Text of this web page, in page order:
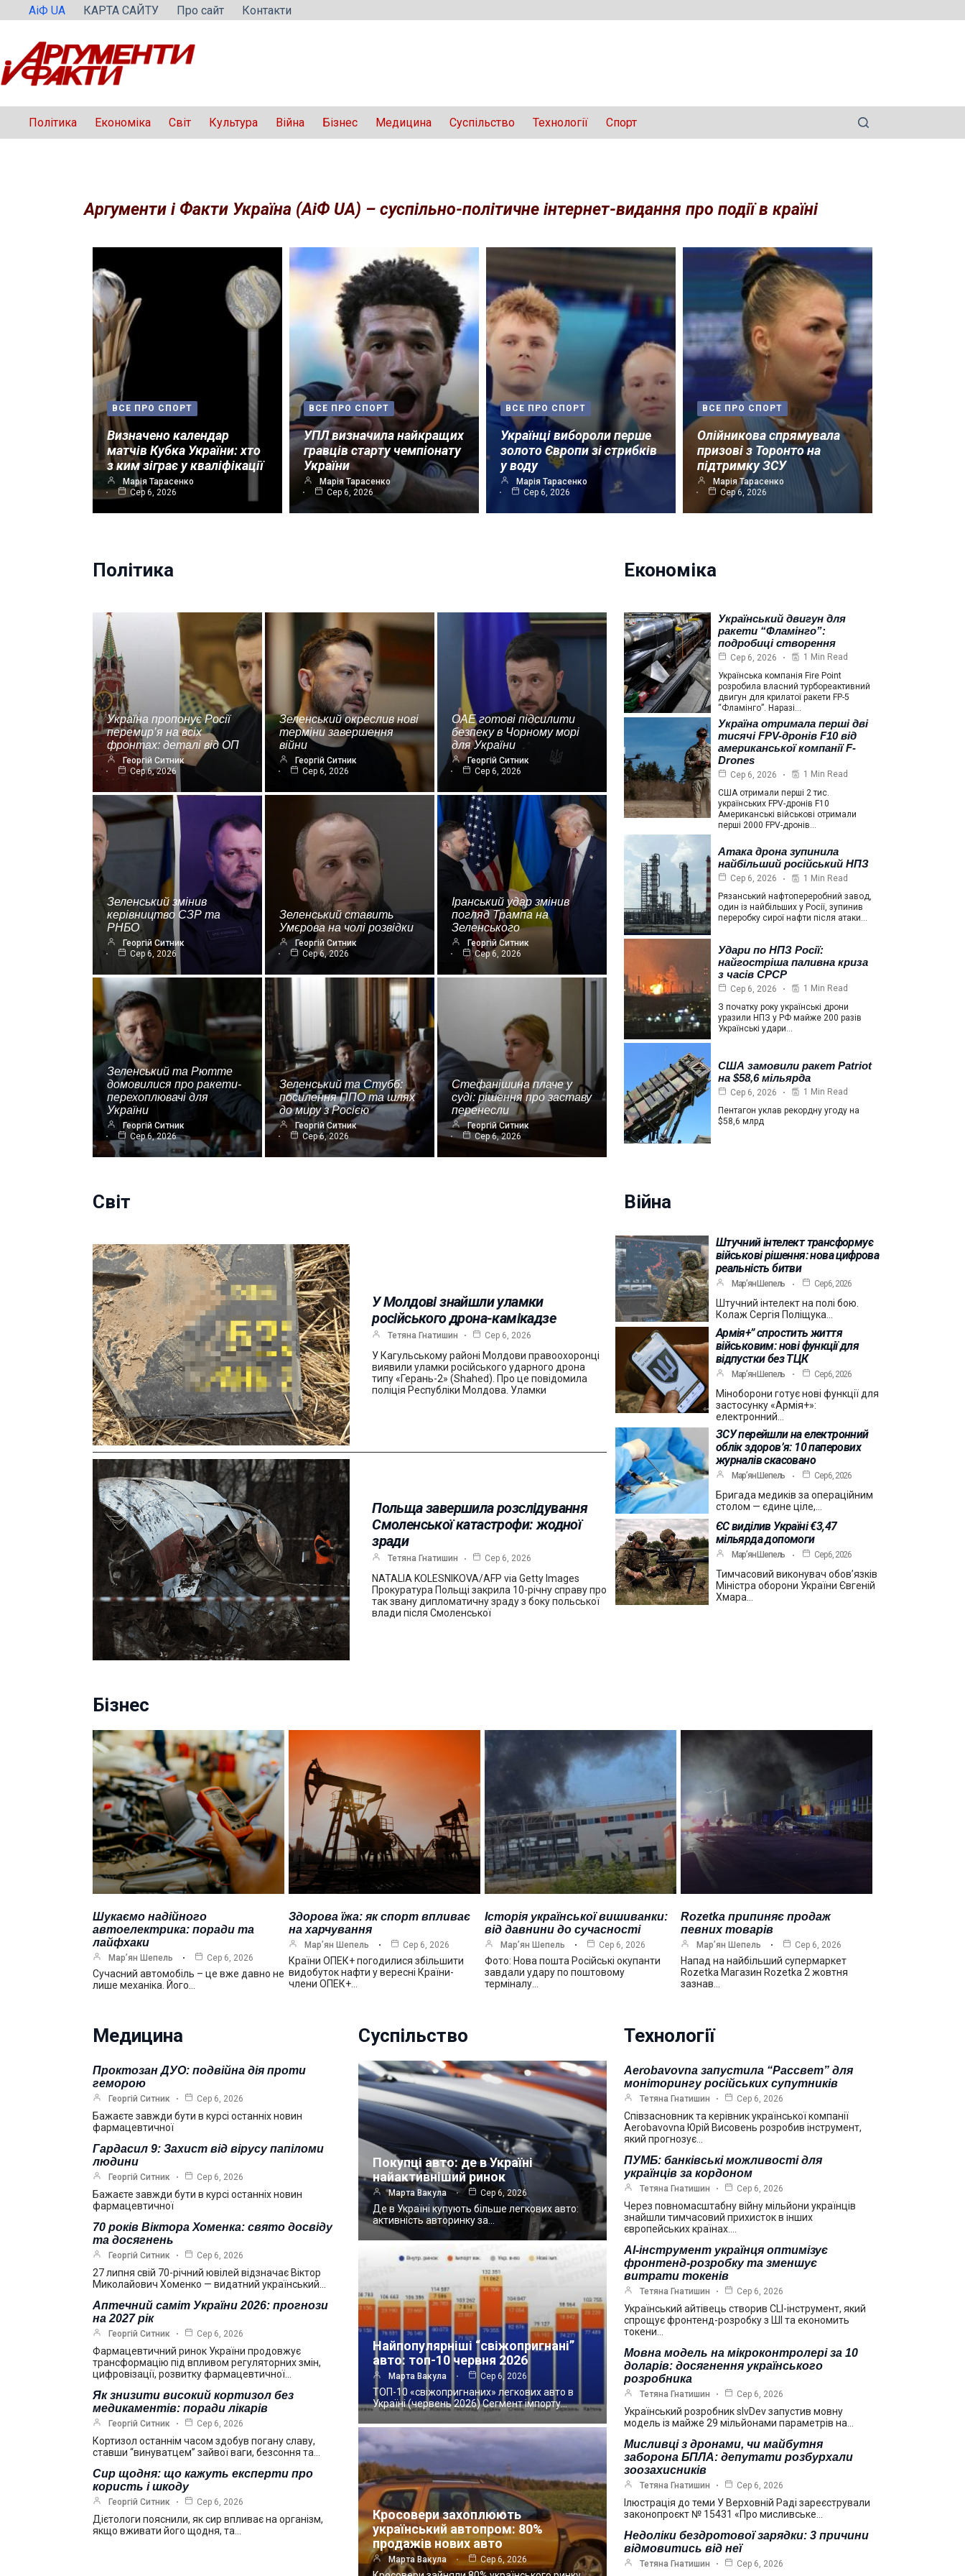
Перейти
вмісту
АіФ UA КАРТА САЙТУ Про сайт Контакти
Політика Економіка Світ Культура Війна Бізнес Медицина Суспільство Технології Спорт
Аргументи і Факти Україна (АіФ UA) – суспільно-політичне інтернет-видання про події в країні
ВСЕ ПРО СПОРТ
Визначено календар
матчів Кубка України: хто
з ким зіграє у кваліфікації
Марія Тарасенко
Сер 6, 2026
ВСЕ ПРО СПОРТ
УПЛ визначила найкращих
гравців старту чемпіонату
України
Марія Тарасенко
Сер 6, 2026
ВСЕ ПРО СПОРТ
Українці вибороли перше
золото Європи зі стрибків
у воду
Марія Тарасенко
Сер 6, 2026
ВСЕ ПРО СПОРТ
Олійникова спрямувала
призові з Торонто на
підтримку ЗСУ
Марія Тарасенко
Сер 6, 2026
Політика Економіка
Україна пропонує Росії
перемир’я на всіх
фронтах: деталі від ОП
Георгій Ситник
Сер 6, 2026
Зеленський окреслив нові
терміни завершення
війни
Георгій Ситник
Сер 6, 2026
ОАЕ готові підсилити
безпеку в Чорному морі
для України
Георгій Ситник
Сер 6, 2026
Зеленський змінив
керівництво СЗР та
РНБО
Георгій Ситник
Сер 6, 2026
Зеленський ставить
Умєрова на чолі розвідки
Георгій Ситник
Сер 6, 2026
Іранський удар змінив
погляд Трампа на
Зеленського
Георгій Ситник
Сер 6, 2026
Зеленський та Рютте
домовилися про ракети-
перехоплювачі для
України
Георгій Ситник
Сер 6, 2026
Зеленський та Стубб:
посилення ППО та шлях
до миру з Росією
Георгій Ситник
Сер 6, 2026
Стефанішина плаче у
суді: рішення про заставу
перенесли
Георгій Ситник
Сер 6, 2026
Український двигун для
ракети “Фламінго”:
подробиці створення
Сер 6, 2026
1 Min Read
Українська компанія Fire Point
розробила власний турбореактивний
двигун для крилатої ракети FP-5
“Фламінго”. Наразі…
Україна отримала перші дві
тисячі FPV-дронів F10 від
американської компанії F-
Drones
Сер 6, 2026
1 Min Read
США отримали перші 2 тис.
українських FPV-дронів F10
Американські військові отримали
перші 2000 FPV-дронів…
Атака дрона зупинила
найбільший російський НПЗ
Сер 6, 2026
1 Min Read
Рязанський нафтопереробний завод,
один із найбільших у Росії, зупинив
переробку сирої нафти після атаки…
Удари по НПЗ Росії:
найгостріша паливна криза
з часів СРСР
Сер 6, 2026
1 Min Read
З початку року українські дрони
уразили НПЗ у РФ майже 200 разів
Українські удари…
США замовили ракет Patriot
на $58,6 мільярда
Сер 6, 2026
1 Min Read
Пентагон уклав рекордну угоду на
$58,6 млрд
Світ Війна
У Молдові знайшли уламки
російського дрона-камікадзе
Тетяна Гнатишин Сер 6, 2026
У Кагульському районі Молдови правоохоронці
виявили уламки російського ударного дрона
типу «Герань-2» (Shahed). Про це повідомила
поліція Республіки Молдова. Уламки
Польща завершила розслідування
Смоленської катастрофи: жодної
зради
Тетяна Гнатишин Сер 6, 2026
NATALIA KOLESNIKOVA/AFP via Getty Images
Прокуратура Польщі закрила 10-річну справу про
так звану дипломатичну зраду з боку польської
влади після Смоленської
Штучний інтелект трансформує
військові рішення: нова цифрова
реальність битви
Мар’ян Шепель Сер 6, 2026
Штучний інтелект на полі бою.
Колаж Сергія Поліщука…
Армія+” спростить життя
військовим: нові функції для
відпустки без ТЦК
Мар’ян Шепель Сер 6, 2026
Міноборони готує нові функції для
застосунку «Армія+»:
електронний…
ЗСУ перейшли на електронний
облік здоров’я: 10 паперових
журналів скасовано
Мар’ян Шепель Сер 6, 2026
Бригада медиків за операційним
столом — єдине ціле,…
ЄС виділив Україні €3,47
мільярда допомоги
Мар’ян Шепель Сер 6, 2026
Тимчасовий виконувач обов’язків
Міністра оборони України Євгеній
Хмара…
Бізнес
Шукаємо надійного
автоелектрика: поради та
лайфхаки
Мар’ян Шепель Сер 6, 2026
Сучасний автомобіль – це вже давно не
лише механіка. Його…
Здорова їжа: як спорт впливає
на харчування
Мар’ян Шепель Сер 6, 2026
Країни ОПЕК+ погодилися збільшити
видобуток нафти у вересні Країни-
члени ОПЕК+…
Історія української вишиванки:
від давнини до сучасності
Мар’ян Шепель Сер 6, 2026
Фото: Нова пошта Російські окупанти
завдали удару по поштовому
терміналу…
Rozetka припиняє продаж
певних товарів
Мар’ян Шепель Сер 6, 2026
Напад на найбільший супермаркет
Rozetka Магазин Rozetka 2 жовтня
зазнав…
Медицина
Проктозан ДУО: подвійна дія проти
геморою
Георгій Ситник Сер 6, 2026
Бажаєте завжди бути в курсі останніх новин
фармацевтичної
Гардасил 9: Захист від вірусу папіломи
людини
Георгій Ситник Сер 6, 2026
Бажаєте завжди бути в курсі останніх новин
фармацевтичної
70 років Віктора Хоменка: свято досвіду
та досягнень
Георгій Ситник Сер 6, 2026
27 липня свій 70-річний ювілей відзначає Віктор
Миколайович Хоменко — видатний український…
Аптечний саміт України 2026: прогнози
на 2027 рік
Георгій Ситник Сер 6, 2026
Фармацевтичний ринок України продовжує
трансформацію під впливом регуляторних змін,
цифровізації, розвитку фармацевтичної…
Як знизити високий кортизол без
медикаментів: поради лікарів
Георгій Ситник Сер 6, 2026
Кортизол останнім часом здобув погану славу,
ставши “винуватцем” зайвої ваги, безсоння та…
Сир щодня: що кажуть експерти про
користь і шкоду
Георгій Ситник Сер 6, 2026
Дієтологи пояснили, як сир впливає на організм,
якщо вживати його щодня, та…
Суспільство
Покупці авто: де в Україні
найактивніший ринок
Марта Вакула Сер 6, 2026
Де в Україні купують більше легкових авто:
активність авторинку за…
Найпопулярніші “свіжопригнані”
авто: топ-10 червня 2026
Марта Вакула Сер 6, 2026
ТОП-10 «свіжопригнаних» легкових авто в
Україні (червень 2026) Сегмент імпорту…
Кросовери захоплюють
український автопром: 80%
продажів нових авто
Марта Вакула Сер 6, 2026
Технології
Aerobavovna запустила “Рассвет” для
моніторингу російських супутників
Тетяна Гнатишин Сер 6, 2026
Співзасновник та керівник української компанії
Aerobavovna Юрій Висовень розробив інструмент,
який прогнозує…
ПУМБ: банківські можливості для
українців за кордоном
Тетяна Гнатишин Сер 6, 2026
Через повномасштабну війну мільйони українців
знайшли тимчасовий прихисток в інших
європейських країнах.…
AI-інструмент українця оптимізує
фронтенд-розробку та зменшує
витрати токенів
Тетяна Гнатишин Сер 6, 2026
Український айтівець створив CLI-інструмент, який
спрощує фронтенд-розробку з ШІ та економить
токени…
Мовна модель на мікроконтролері за 10
доларів: досягнення українського
розробника
Тетяна Гнатишин Сер 6, 2026
Український розробник slvDev запустив мовну
модель із майже 29 мільйонами параметрів на…
Мисливці з дронами, чи майбутня
заборона БПЛА: депутати розбурхали
зоозахисників
Тетяна Гнатишин Сер 6, 2026
Ілюстрація до теми У Верховній Раді зареєстрували
законопроєкт № 15431 «Про мисливське…
Недоліки бездротової зарядки: 3 причини
відмовитись від неї
Тетяна Гнатишин Сер 6, 2026